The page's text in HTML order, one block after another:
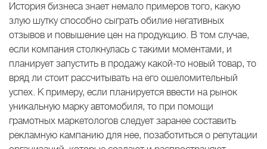
История бизнеса знает немало примеров того, какую
злую шутку способно сыграть обилие негативных
отзывов и повышение цен на продукцию. В том случае,
если компания столкнулась с такими моментами, и
планирует запустить в продажу какой-то новый товар, то
вряд ли стоит рассчитывать на его ошеломительный
успех. К примеру, если планируется ввести на рынок
уникальную марку автомобиля, то при помощи
грамотных маркетологов следует заранее составить
рекламную кампанию для нее, позаботиться о репутации